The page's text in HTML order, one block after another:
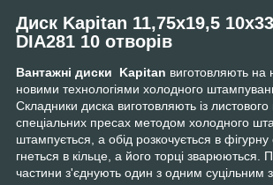
Диск Kapitan 11,75x19,5
DIA281 10 отворів
Вантажні диски Kapitan виготовляють на
новими технологіями холодного
Складники диска виготовляють із
спеціальних пресах методом холодного
штампується, а обід розкочується в фігурну
гнеться в кільце, а його торці зварюються.
частини з'єднують один з одним суцільним